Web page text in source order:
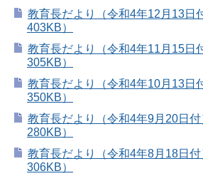
教育長だより（令和4年12月13日
403KB）
教育長だより（令和4年11月15日
305KB）
教育長だより（令和4年10月13日
350KB）
教育長だより（令和4年9月20日付
280KB）
教育長だより（令和4年8月18日付
306KB）